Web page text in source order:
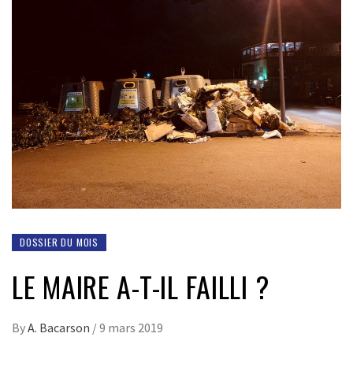
DOSSIER DU MOIS
LE MAIRE A-T-IL FAILLI ?
ByA. Bacarson /9 mars 2019